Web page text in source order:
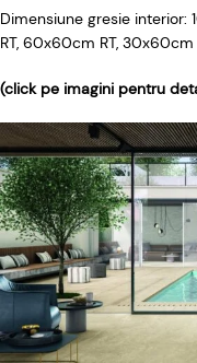
Dimensiune gresie interior:
RT, 60x60cm RT, 30x60cm
(click pe imagini pentru